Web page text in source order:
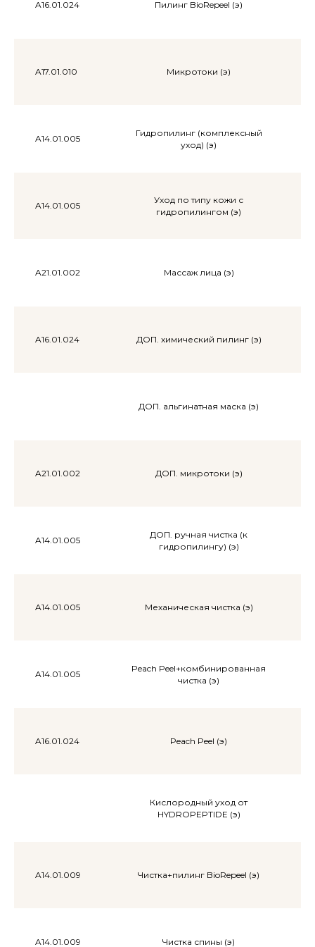
A16.01.024 Пилинг BioRepeel (э)
A17.01.010 Микротоки (э)
A14.01.005
Гидропилинг (комплексный
уход) (э)
A14.01.005
Уход по типу кожи с
гидропилингом (э)
A21.01.002 Массаж лица (э)
A16.01.024 ДОП. химический пилинг (э)
ДОП. альгинатная маска (э)
A21.01.002 ДОП. микротоки (э)
A14.01.005
ДОП. ручная чистка (к
гидропилингу) (э)
A14.01.005 Механическая чистка (э)
A14.01.005
Peach Peel+комбинированная
чистка (э)
A16.01.024 Peach Peel (э)
Кислородный уход от
HYDROPEPTIDE (э)
A14.01.009 Чистка+пилинг BioRepeel (э)
A14.01.009 Чистка спины (э)
Акции